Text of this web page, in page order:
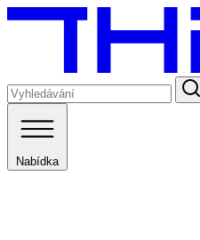
Nabídka